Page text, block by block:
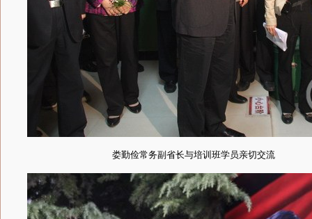
娄勤俭常务副省长与培训班学员亲切交流